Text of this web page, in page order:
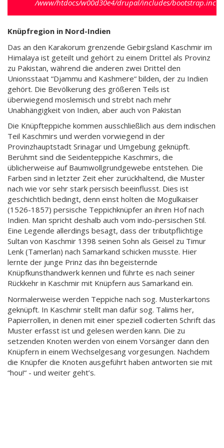
/www/htdocs/w00d30e4/drupal/includes/bootstrap.inc).
Knüpfregion in Nord-Indien
Das an den Karakorum grenzende Gebirgsland Kaschmir im
Himalaya ist geteilt und gehört zu einem Drittel als Provinz
zu Pakistan, während die anderen zwei Drittel den
Unionsstaat “Djammu and Kashmere“ bilden, der zu Indien
gehört. Die Bevölkerung des größeren Teils ist
überwiegend moslemisch und strebt nach mehr
Unabhängigkeit von Indien, aber auch von Pakistan
Die Knüpfteppiche kommen ausschließlich aus dem indischen
Teil Kaschmirs und werden vorwiegend in der
Provinzhauptstadt Srinagar und Umgebung geknüpft.
Berühmt sind die Seidenteppiche Kaschmirs, die
üblicherweise auf Baumwollgrundgewebe entstehen. Die
Farben sind in letzter Zeit eher zurückhaltend, die Muster
nach wie vor sehr stark persisch beeinflusst. Dies ist
geschichtlich bedingt, denn einst holten die Mogulkaiser
(1526-1857) persische Teppichknüpfer an ihren Hof nach
Indien. Man spricht deshalb auch vom indo-persischen Stil.
Eine Legende allerdings besagt, dass der tributpflichtige
Sultan von Kaschmir 1398 seinen Sohn als Geisel zu Timur
Lenk (Tamerlan) nach Samarkand schicken musste. Hier
lernte der junge Prinz das ihn begeisternde
Knüpfkunsthandwerk kennen und führte es nach seiner
Rückkehr in Kaschmir mit Knüpfern aus Samarkand ein.
Normalerweise werden Teppiche nach sog. Musterkartons
geknüpft. In Kaschmir stellt man dafür sog. Talims her,
Papierrollen, in denen mit einer speziell codierten Schrift das
Muster erfasst ist und gelesen werden kann. Die zu
setzenden Knoten werden von einem Vorsänger dann den
Knüpfern in einem Wechselgesang vorgesungen. Nachdem
die Knüpfer die Knoten ausgeführt haben antworten sie mit
“hou!“ - und weiter geht’s.